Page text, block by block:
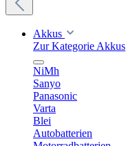
Akkus
Zur Kategorie Akkus
NiMh
Sanyo
Panasonic
Varta
Blei
Autobatterien